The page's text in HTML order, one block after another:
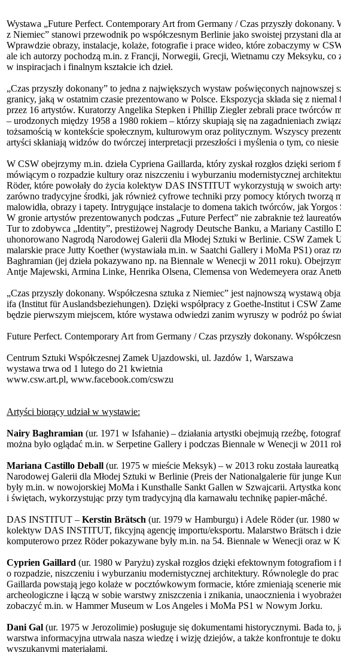
Wystawa „Future Perfect. Contemporary Art from Germany / Czas przyszły dokonany.
z Niemiec” stanowi przewodnik po współczesnym Berlinie jako swoistej przystani dla
Wprawdzie obrazy, instalacje, kolaże, fotografie i prace wideo, które zobaczymy w
ale ich autorzy pochodzą m.in. z Francji, Norwegii, Grecji, Wietnamu czy Meksyku, co
w inspiracjach i finalnym kształcie ich dzieł.
„Czas przyszły dokonany” to jedna z największych wystaw poświęconych najnowszej
granicy, jaką w ostatnim czasie prezentowano w Polsce. Ekspozycja składa się z
przez 16 artystów. Kuratorzy Angelika Stepken i Phillip Ziegler zebrali prace twórców
– urodzonych między 1958 a 1980 rokiem – którzy skupiają się na zagadnieniach
tożsamością w kontekście społecznym, kulturowym oraz politycznym. Wszyscy
artyści skłaniają widzów do twórczej interpretacji przeszłości i myślenia o tym, co niesie
W CSW obejrzymy m.in. dzieła Cypriena Gaillarda, który zyskał rozgłos dzięki
mówiącym o rozpadzie kultury oraz niszczeniu i wyburzaniu modernistycznej
Röder, które powołały do życia kolektyw DAS INSTITUT wykorzystują w swoich
zarówno tradycyjne środki, jak również cyfrowe techniki przy pomocy których tworzą
malowidła, obrazy i tapety. Intrygujące instalacje to domena takich twórców, jak
W gronie artystów prezentowanych podczas „Future Perfect” nie zabraknie też
Tur to zdobywca „Identity”, prestiżowej Nagrody Deutsche Banku, a Mariany Castillo
uhonorowano Nagrodą Narodowej Galerii dla Młodej Sztuki w Berlinie. CSW Zamek
malarskie prace Jutty Koether (wystawiała m.in. w Saatchi Gallery i MoMa PS1) oraz
Baghramian (jej dzieła pokazywano np. na Biennale w Wenecji w 2011 roku).
Antje Majewski, Armina Linke, Henrika Olsena, Clemensa von Wedemeyera oraz
„Czas przyszły dokonany. Współczesna sztuka z Niemiec” jest najnowszą wystawą
ifa (Institut für Auslandsbeziehungen). Dzięki współpracy z Goethe-Institut i CSW
będzie pierwszym miejscem, które wystawa odwiedzi zanim wyruszy w podróż po
Future Perfect. Contemporary Art from Germany / Czas przyszły dokonany.
Centrum Sztuki Współczesnej Zamek Ujazdowski, ul. Jazdów 1, Warszawa
wystawa trwa od 1 lutego do 21 kwietnia
www.csw.art.pl, www.facebook.com/cswzu
Artyści biorący udział w wystawie:
Nairy Baghramian (ur. 1971 w Isfahanie) – działania artystki obejmują rzeźbę,
można było oglądać m.in. w Serpetine Gallery i podczas Biennale w Wenecji w 2011
Mariana Castillo Deball (ur. 1975 w mieście Meksyk) – w 2013 roku została
Narodowej Galerii dla Młodej Sztuki w Berlinie (Preis der Nationalgalerie für junge
były m.in. w nowojorskiej MoMa i Kunsthalle Sankt Gallen w Szwajcarii. Artystka
i świętach, wykorzystując przy tym tradycyjną dla karnawału technikę papier-mâché.
DAS INSTITUT – Kerstin Brätsch (ur. 1979 w Hamburgu) i Adele Röder (ur. 1980
kolektyw DAS INSTITUT, fikcyjną agencję importu/eksportu. Malarstwo Brätsch i
komputerowo przez Röder pokazywane były m.in. na 54. Biennale w Wenecji oraz w
Cyprien Gaillard (ur. 1980 w Paryżu) zyskał rozgłos dzięki efektownym fotografiom
o rozpadzie, niszczeniu i wyburzaniu modernistycznej architektury. Równolegle do
Gaillarda powstają jego kolaże w pocztówkowym formacie, które zmieniają scenerie
archeologiczne i łączą w sobie warstwy zniszczenia i znikania, unaocznienia i
zobaczyć m.in. w Hammer Museum w Los Angeles i MoMa PS1 w Nowym Jorku.
Dani Gal (ur. 1975 w Jerozolimie) posługuje się dokumentami historycznymi. Bada to,
warstwa informacyjna utrwala nasza wiedzę i wizję dziejów, a także konfrontuje te
wyszukanymi materiałami.